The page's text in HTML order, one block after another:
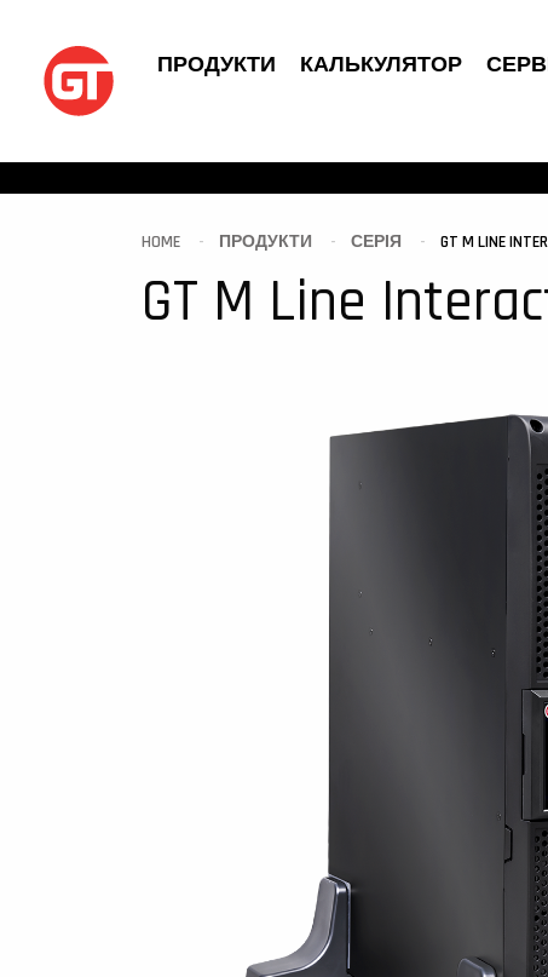
ПРОДУКТИ КАЛЬКУЛЯТОР
HOME ПРОДУКТИ СЕРІЯ GT M LINE
GT M Line